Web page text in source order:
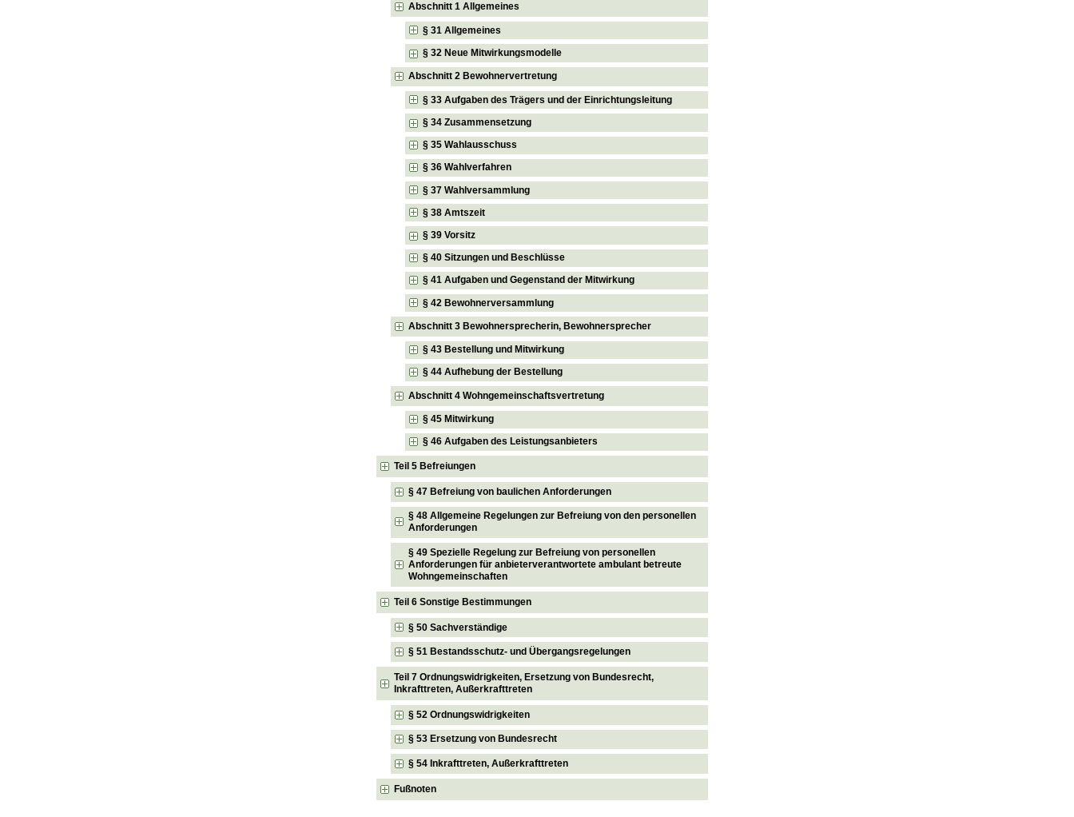
Abschnitt 1 Allgemeines
§ 31 Allgemeines
§ 32 Neue Mitwirkungsmodelle
Abschnitt 2 Bewohnervertretung
§ 33 Aufgaben des Trägers und der Einrichtungsleitung
§ 34 Zusammensetzung
§ 35 Wahlausschuss
§ 36 Wahlverfahren
§ 37 Wahlversammlung
§ 38 Amtszeit
§ 39 Vorsitz
§ 40 Sitzungen und Beschlüsse
§ 41 Aufgaben und Gegenstand der Mitwirkung
§ 42 Bewohnerversammlung
Abschnitt 3 Bewohnersprecherin, Bewohnersprecher
§ 43 Bestellung und Mitwirkung
§ 44 Aufhebung der Bestellung
Abschnitt 4 Wohngemeinschaftsvertretung
§ 45 Mitwirkung
§ 46 Aufgaben des Leistungsanbieters
Teil 5 Befreiungen
§ 47 Befreiung von baulichen Anforderungen
§ 48 Allgemeine Regelungen zur Befreiung von den personellen
Anforderungen
§ 49 Spezielle Regelung zur Befreiung von personellen
Anforderungen für anbieterverantwortete ambulant betreute
Wohngemeinschaften
Teil 6 Sonstige Bestimmungen
§ 50 Sachverständige
§ 51 Bestandsschutz- und Übergangsregelungen
Teil 7 Ordnungswidrigkeiten, Ersetzung von Bundesrecht,
Inkrafttreten, Außerkrafttreten
§ 52 Ordnungswidrigkeiten
§ 53 Ersetzung von Bundesrecht
§ 54 Inkrafttreten, Außerkrafttreten
Fußnoten